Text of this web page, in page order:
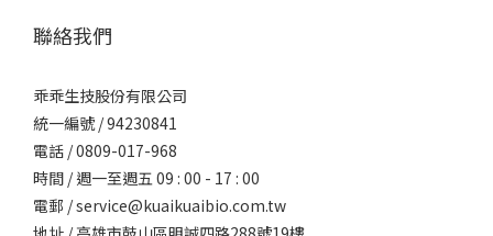
聯絡我們
乖乖生技股份有限公司
統一編號 / 94230841
電話 / 0809-017-968
時間 / 週一至週五 09 : 00 - 17 : 00
電郵 /service@kuaikuaibio.com.tw